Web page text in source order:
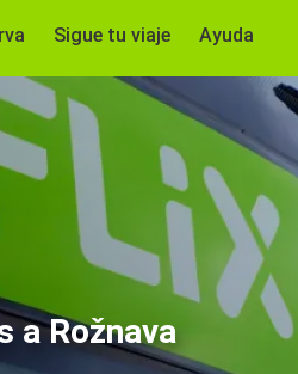
Sigue tu viaje Ayuda
a Rožnava